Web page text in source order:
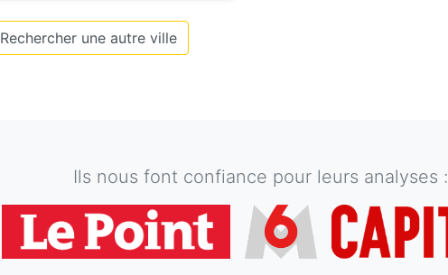
Rechercher une autre ville
Ils nous font confiance pour leurs analyses :